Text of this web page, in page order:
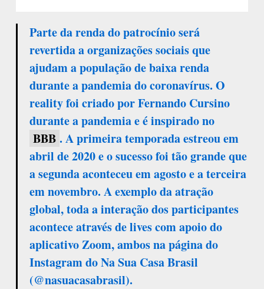
Parte da renda do patrocínio será
revertida a organizações sociais que
ajudam a população de baixa renda
durante a pandemia do coronavírus. O
reality foi criado por Fernando Cursino
durante a pandemia e é inspirado no
BBB . A primeira temporada estreou em
abril de 2020 e o sucesso foi tão grande que
a segunda aconteceu em agosto e a terceira
em novembro. A exemplo da atração
global, toda a interação dos participantes
acontece através de lives com apoio do
aplicativo Zoom, ambos na página do
Instagram do Na Sua Casa Brasil
(@nasuacasabrasil).